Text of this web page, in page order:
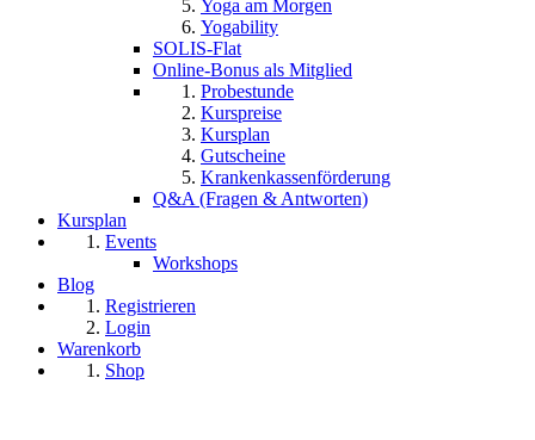
Yoga am Morgen
Yogability
SOLIS-Flat
Online-Bonus als Mitglied
Probestunde
Kurspreise
Kursplan
Gutscheine
Krankenkassenförderung
Q&A (Fragen & Antworten)
Kursplan
Events
Workshops
Blog
Registrieren
Login
Warenkorb
Shop